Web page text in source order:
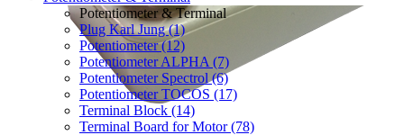
Potentiometer & Terminal
Plug Karl Jung (1)
Potentiometer (12)
Potentiometer ALPHA (7)
Potentiometer Spectrol (6)
Potentiometer TOCOS (17)
Terminal Block (14)
Terminal Board for Motor (78)